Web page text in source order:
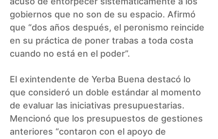
gobiernos que no son de su espacio. Afirmó
que “dos años después, el peronismo reincide
en su práctica de poner trabas a toda costa
cuando no está en el poder”.
El exintendente de Yerba Buena destacó lo
que consideró un doble estándar al momento
de evaluar las iniciativas presupuestarias.
Mencionó que los presupuestos de gestiones
anteriores “contaron con el apoyo de